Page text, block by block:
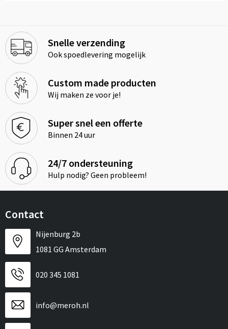
Snelle verzending
Ook spoedlevering mogelijk
Custom made producten
Wij maken ze voor je!
Super snel een offerte
Binnen 24 uur
24/7 ondersteuning
Hulp nodig? Geen probleem!
Contact
Nijenburg 2b
1081 GG Amsterdam
020 345 1081
info@meroh.nl